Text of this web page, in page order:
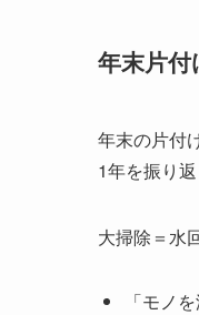
年末片
年末の片付
1年を振り
大掃除＝水
「モノ